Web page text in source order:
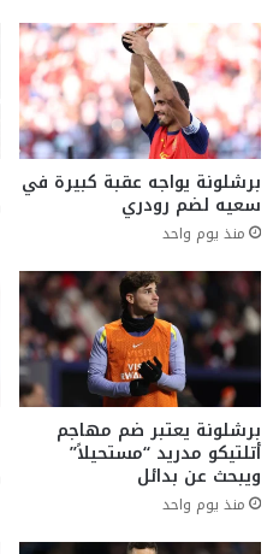
برشلونة يواجه عقبة كبيرة في
سعيه لضم رودري
منذ يوم واحد
برشلونة يعتبر ضم مهاجم
أتلتيكو مدريد “مستحيلاً”
ويبحث عن بدائل
منذ يوم واحد